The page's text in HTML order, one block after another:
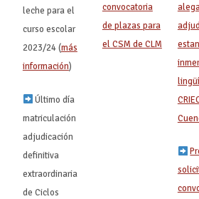
leche para el
curso escolar
2023/24 (más
información)
Último día
matriculación
adjudicación
definitiva
extraordinaria
de Ciclos
convocatoria
de plazas para
el CSM de CLM